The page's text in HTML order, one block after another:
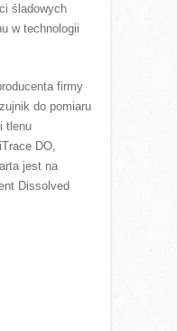
śladowych
w technologii
firmy
do pomiaru
tlenu
DO,
jest na
Dissolved